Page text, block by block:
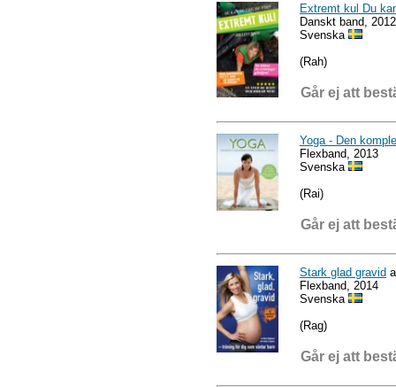
Extremt kul Du
Danskt band, 2012
Svenska
(Rah)
Går ej att
Yoga - Den
Flexband, 2013
Svenska
(Rai)
Går ej att
Stark glad gravid
Flexband, 2014
Svenska
(Rag)
Går ej att